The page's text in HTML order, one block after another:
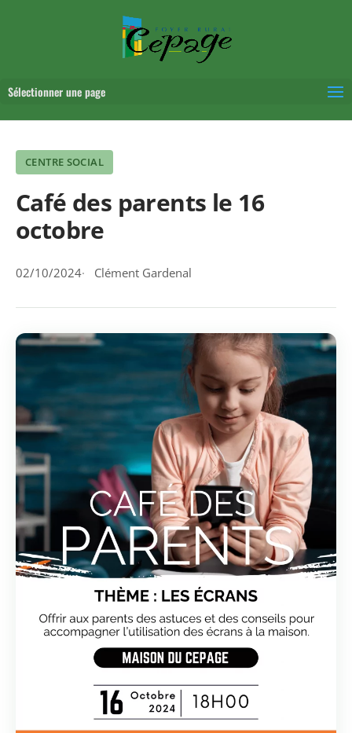
Sélectionner une page
CENTRE SOCIAL
Café des parents le 16
octobre
02/10/2024 Clément Gardenal